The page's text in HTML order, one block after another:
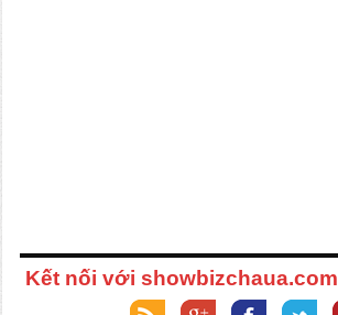
Kết nối với showbizchaua.com